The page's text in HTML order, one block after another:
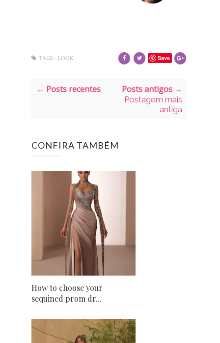
Save
TAGS : LOOK
← Posts recentes Posts antigos →
Postagem mais
antiga
CONFIRA TAMBÉM
How to choose your
sequined prom dr...